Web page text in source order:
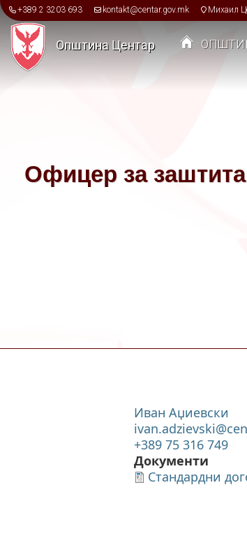
Skip to main content
+389 2 3203 693 kontakt@centar.gov.mk Михаил
Општина Центар
Офицер за
Иван Аџиевски
+389 75 316 749
Документи
Стандардни